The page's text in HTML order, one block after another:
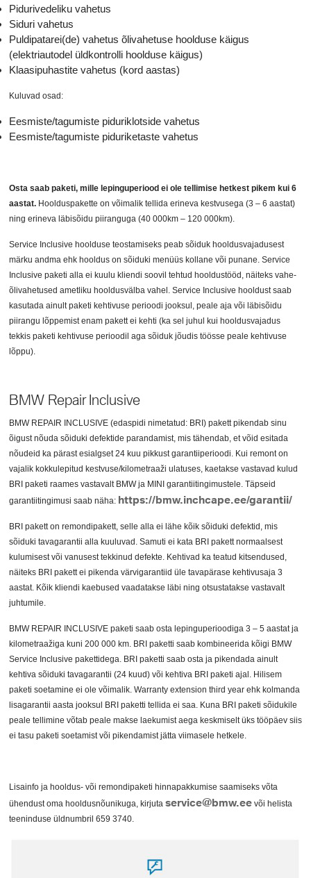
Pidurivedeliku vahetus
Siduri vahetus
Puldipatarei(de) vahetus õlivahetuse hoolduse käigus
(elektriautodel üldkontrolli hoolduse käigus)
Klaasipuhastite vahetus (kord aastas)
Kuluvad osad:
Eesmiste/tagumiste piduriklotside vahetus
Eesmiste/tagumiste piduriketaste vahetus
Osta saab paketi, mille lepinguperiood ei ole tellimise hetkest pikem kui 6
aastat.Hoolduspakette on võimalik tellida erineva kestvusega (3 – 6 aastat)
ning erineva läbisõidu piiranguga (40 000km – 120 000km).
Service Inclusive hoolduse teostamiseks peab sõiduk hooldusvajadusest
märku andma ehk hooldus on sõiduki menüüs kollane või punane. Service
Inclusive paketi alla ei kuulu kliendi soovil tehtud hooldustööd, näiteks vahe-
õlivahetused ametliku hooldusvälba vahel. Service Inclusive hooldust saab
kasutada ainult paketi kehtivuse perioodi jooksul, peale aja või läbisõidu
piirangu lõppemist enam pakett ei kehti (ka sel juhul kui hooldusvajadus
tekkis paketi kehtivuse perioodil aga sõiduk jõudis töösse peale kehtivuse
lõppu).
BMW Repair Inclusive
BMW REPAIR INCLUSIVE (edaspidi nimetatud: BRI) pakett pikendab sinu
õigust nõuda sõiduki defektide parandamist, mis tähendab, et võid esitada
nõudeid ka pärast esialgset 24 kuu pikkust garantiiperioodi. Kui remont on
vajalik kokkulepitud kestvuse/kilometraaži ulatuses, kaetakse vastavad kulud
BRI paketi raames vastavalt BMW ja MINI garantiitingimustele. Täpseid
garantiitingimusi saab näha: https://bmw.inchcape.ee/garantii/
BRI pakett on remondipakett, selle alla ei lähe kõik sõiduki defektid, mis
sõiduki tavagarantii alla kuuluvad. Samuti ei kata BRI pakett normaalsest
kulumisest või vanusest tekkinud defekte. Kehtivad ka teatud kitsendused,
näiteks BRI pakett ei pikenda värvigarantiid üle tavapärase kehtivusaja 3
aastat. Kõik kliendi kaebused vaadatakse läbi ning otsustatakse vastavalt
juhtumile.
BMW REPAIR INCLUSIVE paketi saab osta lepinguperioodiga 3 – 5 aastat ja
kilometraažiga kuni 200 000 km. BRI paketti saab kombineerida kõigi BMW
Service Inclusive pakettidega. BRI paketti saab osta ja pikendada ainult
kehtiva sõiduki tavagarantii (24 kuud) või kehtiva BRI paketi ajal. Hilisem
paketi soetamine ei ole võimalik. Warranty extension third year ehk kolmanda
lisagarantii aasta jooksul BRI paketti tellida ei saa. Kuna BRI paketi sõidukile
peale tellimine võtab peale makse laekumist aega keskmiselt üks tööpäev siis
ei tasu paketi soetamist või pikendamist jätta viimasele hetkele.
Lisainfo ja hooldus- või remondipaketi hinnapakkumise saamiseks võta
ühendust oma hooldusnõunikuga, kirjuta service@bmw.eevõi helista
teeninduse üldnumbril 659 3740.